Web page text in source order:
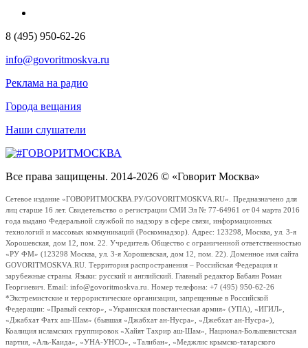
8 (495) 950-62-26
info@govoritmoskva.ru
Реклама на радио
Города вещания
Наши слушатели
Все права защищены. 2014-2026 © «Говорит Москва»
Сетевое издание «ГОВОРИТМОСКВА.РУ/GOVORITMOSKVA.RU». Предназначено для
лиц старше 16 лет. Свидетельство о регистрации СМИ Эл № 77-64961 от 04 марта 2016
года выдано Федеральной службой по надзору в сфере связи, информационных
технологий и массовых коммуникаций (Роскомнадзор). Адрес: 123298, Москва, ул. 3-я
Хорошевская, дом 12, пом. 22. Учредитель Общество с ограниченной ответственностью
«РУ ФМ» (123298 Москва, ул. 3-я Хорошевская, дом 12, пом. 22). Доменное имя сайта
GOVORITMOSKVA.RU. Территория распространения – Российская Федерация и
зарубежные страны. Языки: русский и английский. Главный редактор Бабаян Роман
Георгиевич. Email: info@govoritmoskva.ru. Номер телефона: +7 (495) 950-62-26
*Экстремистские и террористические организации, запрещенные в Российской
Федерации: «Правый сектор», «Украинская повстанческая армия» (УПА), «ИГИЛ»,
«Джабхат Фатх аш-Шам» (бывшая «Джабхат ан-Нусра», «Джебхат ан-Нусра»),
Коалиция исламских группировок «Хайят Тахрир аш-Шам», Национал-Большевистская
партия, «Аль-Каида», «УНА-УНСО», «Талибан», «Меджлис крымско-татарского